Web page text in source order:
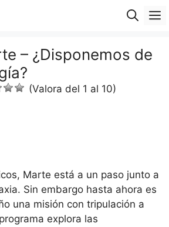
– ¿Disponemos de
(Valora del 1 al 10)
Marte está a un paso junto a
Sin embargo hasta ahora es
una misión con tripulación a
explora las